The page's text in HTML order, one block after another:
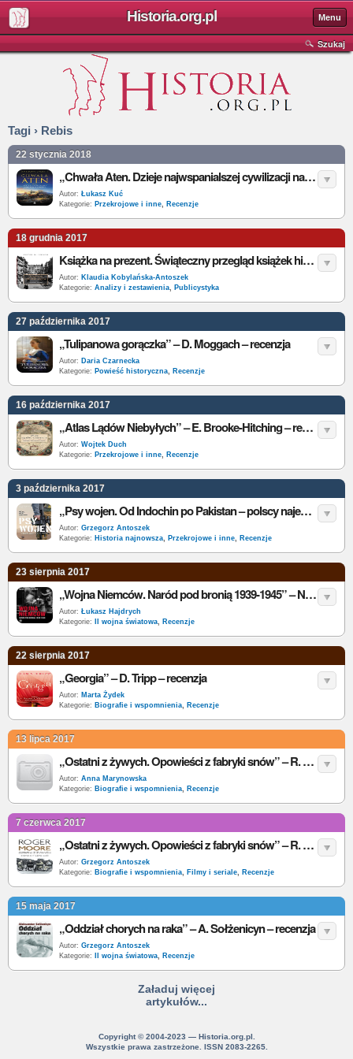
Historia.org.pl Menu
Szukaj
Tagi › Rebis
22 stycznia 2018
„Chwała Aten. Dzieje najwspanialszej cywilizacji na świecie” – A. Everitt – recenzja
Autor: Łukasz Kuć
Kategorie: Przekrojowe i inne, Recenzje
18 grudnia 2017
Książka na prezent. Świąteczny przegląd książek historycznych
Autor: Klaudia Kobylańska-Antoszek
Kategorie: Analizy i zestawienia, Publicystyka
27 października 2017
„Tulipanowa gorączka” – D. Moggach – recenzja
Autor: Daria Czarnecka
Kategorie: Powieść historyczna, Recenzje
16 października 2017
„Atlas Lądów Niebyłych” – E. Brooke-Hitching – recenzja
Autor: Wojtek Duch
Kategorie: Przekrojowe i inne, Recenzje
3 października 2017
„Psy wojen. Od Indochin po Pakistan – polscy najemnicy na frontach świata” – K. Wójcik – recenzja
Autor: Grzegorz Antoszek
Kategorie: Historia najnowsza, Przekrojowe i inne, Recenzje
23 sierpnia 2017
„Wojna Niemców. Naród pod bronią 1939-1945” – N. Stargardt – recenzja
Autor: Łukasz Hajdrych
Kategorie:
II wojna światowa, Recenzje
22 sierpnia 2017
„Georgia” – D. Tripp – recenzja
Autor: Marta Żydek
Kategorie: Biografie i wspomnienia, Recenzje
13 lipca 2017
„Ostatni z żywych. Opowieści z fabryki snów” – R. Moore – recenzja
Autor: Anna Marynowska
Kategorie: Biografie i wspomnienia, Recenzje
7 czerwca 2017
„Ostatni z żywych. Opowieści z fabryki snów” – R. Moore – recenzja
Autor: Grzegorz Antoszek
Kategorie: Biografie i wspomnienia, Filmy i seriale, Recenzje
15 maja 2017
„Oddział chorych na raka” – A. Sołżenicyn – recenzja
Autor: Grzegorz Antoszek
Kategorie:
II wojna światowa, Recenzje
Załaduj więcej
artykułów...
Copyright © 2004-2023 — Historia.org.pl.
Wszystkie prawa zastrzeżone. ISSN 2083-2265.